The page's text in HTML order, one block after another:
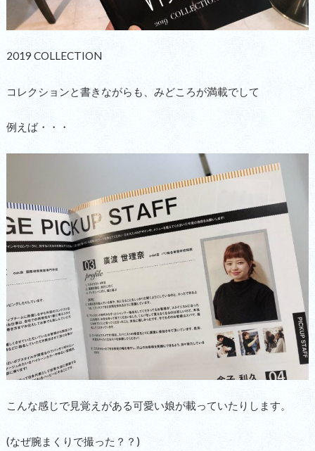
2019 COLLECTION
コレクションと書きながらも、みどころが満載でして
例えば・・・
こんな感じで見覚えがある可愛い娘が載っていたりします。
(なぜ腕まくりで撮った？？)